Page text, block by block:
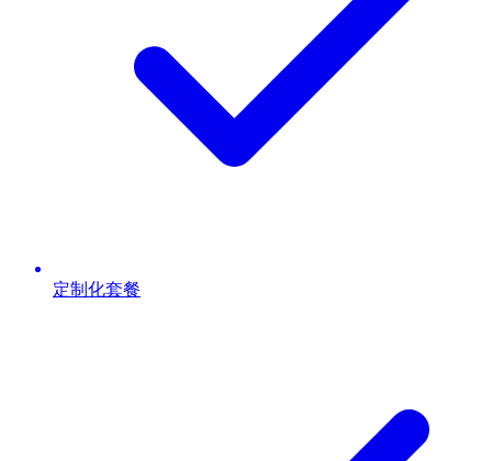
定制化套餐